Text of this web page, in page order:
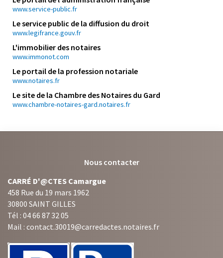
Le service public de la diffusion du droit
www.legifrance.gouv.fr
L'immobilier des notaires
www.immonot.com
Le portail de la profession notariale
Le site de la Chambre des Notaires du Gard
CARRÉ D'@CTES Camargue
458 Rue du 19 mars 1962
30800 SAINT GILLES
Tél : 04 66 87 32 05
Mail : contact.30019@carredactes.notaires.fr